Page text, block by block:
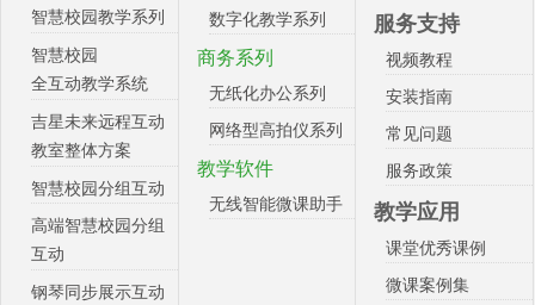
智慧校园教学系列
智慧校园
全互动教学系统
吉星未来远程互动
教室整体方案
智慧校园分组互动
高端智慧校园分组
互动
钢琴同步展示互动
数字化教学系列
商务系列
无纸化办公系列
网络型高拍仪系列
教学软件
无线智能微课助手
服务支持
视频教程
安装指南
常见问题
服务政策
教学应用
课堂优秀课例
微课案例集